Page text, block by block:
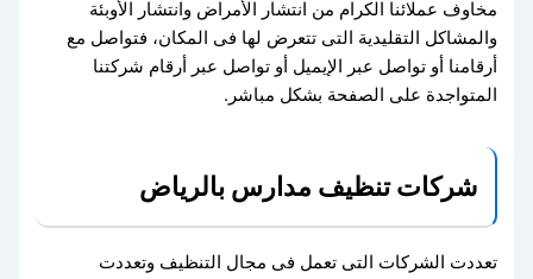
مخاوف عملائنا الكرام من انتشار الأمراض وانتشار الأوبئة
والمشاكل التقليدية التى تتعرض لها فى المكان، فتواصل مع
أرقامنا أو تواصل عبر الإيميل أو تواصل عبر أرقام شركتنا
المتواجدة على الصفحة بشكل مباشر.
شركات تنظيف مدارس بالرياض
تعددت الشركات التى تعمل فى مجال التنظيف وتعددت